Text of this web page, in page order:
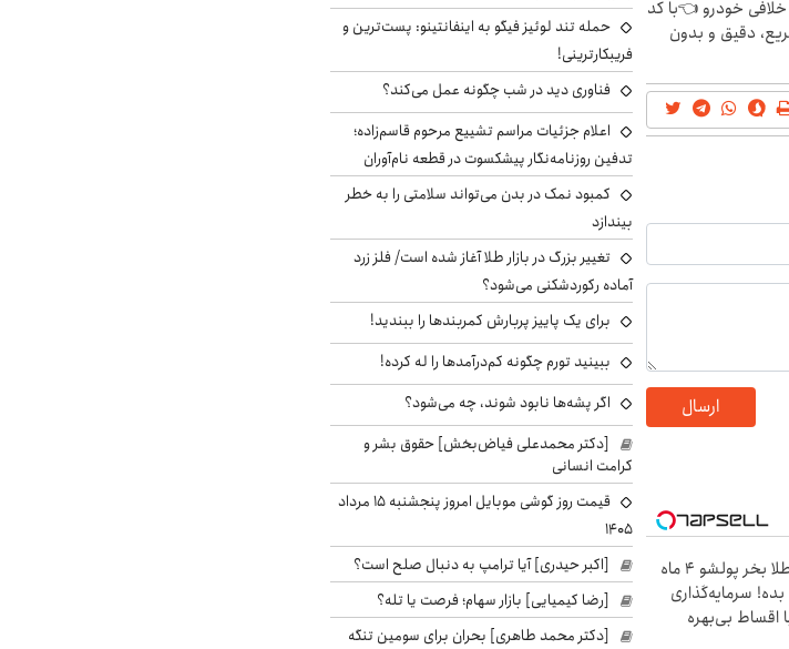
خلافی خودرو 👈با کد
دقیق و بدون
ارسال
الان طلا بخر پولشو 4 ماه
سرمایه‌گذاری
اقساط بی‌بهره
حمله تند لوئیز فیگو به اینفانتینو: پست‌ترین و
فریبکارترینی!
فناوری دید در شب چگونه عمل می‌کند؟
اعلام جزئیات مراسم تشییع مرحوم قاسم‌زاده؛
تدفین روزنامه‌نگار پیشکسوت در قطعه نام‌آوران
کمبود نمک در بدن می‌تواند سلامتی را به خطر
بیندازد
تغییر بزرگ در بازار طلا آغاز شده است/ فلز زرد
آماده رکوردشکنی می‌شود؟
برای یک پاییز پربارش کمربندها را ببندید!
ببینید تورم چگونه کم‌درآمدها را له کرده!
اگر پشه‌ها نابود شوند، چه می‌شود؟
[دکتر محمدعلی فیاض‌بخش] حقوق بشر و
کرامت انسانی
قیمت روز گوشی موبایل امروز پنجشنبه ۱۵ مرداد
۱۴۰۵
[اکبر حیدری] آیا ترامپ به دنبال صلح است؟
[رضا کیمیایی] بازار سهام؛ فرصت یا تله؟
[دکتر محمد طاهری] بحران برای سومین تنگه